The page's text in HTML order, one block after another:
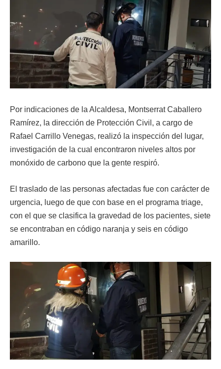
Por indicaciones de la Alcaldesa, Montserrat Caballero
Ramírez, la dirección de Protección Civil, a cargo de
Rafael Carrillo Venegas, realizó la inspección del lugar,
investigación de la cual encontraron niveles altos por
monóxido de carbono que la gente respiró.
El traslado de las personas afectadas fue con carácter de
urgencia, luego de que con base en el programa triage,
con el que se clasifica la gravedad de los pacientes, siete
se encontraban en código naranja y seis en código
amarillo.